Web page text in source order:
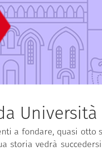
a fondare, quasi otto
storia vedrà